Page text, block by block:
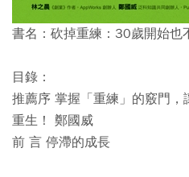
書名：砍掉重練：30歲開始也
目錄：
推薦序 掌握「重練」的竅門
重生！ 鄭國威
前 言 停滯的成長